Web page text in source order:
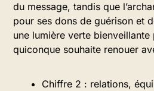
du message, tandis que
pour ses dons de guérison et
une lumière verte
quiconque souhaite renouer
Chiffre 2 : relations,